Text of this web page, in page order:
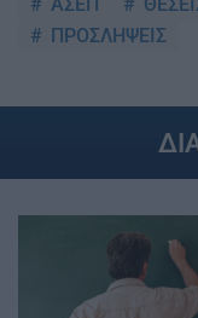
ΠΡΟΣΛΗΨΕΙΣ